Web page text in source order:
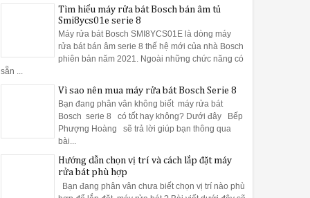
cao. Dưới đây Bếp Phượng Hoàng gửi tới bạn bài viết
hơn cho công việc nội trợ hàng ngày.
sinh máy rửa bát Bosch một cách sạch nhất
rổ rác ở vị trí thấp nhất nằm phía trong lòng máy. Sau khi
tác dụng hiệu quả vệ sinh máy rửa bát rất tốt. Bạn chỉ cần
không thể quan sát được và khó được làm sạch cũng sẽ được
vệ sinh máy rửa bát Bosch một cách sạch nhất
Để sử dụng một cách hiệu quả nhất thì bạn đừng thể bỏ qua
Tìm hiểu máy rửa bát Bosch bán âm tủ
Smi8ycs01e serie 8
Máy rửa bát Bosch SMI8YCS01E là dòng máy
rửa bát bán âm serie 8 thế hệ mới của nhà Bosch
phiên bản năm 2021. Ngoài những chức năng có
sẵn ...
Vì sao nên mua máy rửa bát Bosch Serie 8
Bạn đang phân vân không biết máy rửa bát
Bosch serie 8 có tốt hay không? Dưới đây Bếp
Phượng Hoàng sẽ trả lời giúp bạn thông qua
bài...
Hướng dẫn chọn vị trí và cách lắp đặt máy
rửa bát phù hợp
Bạn đang phân vân chưa biết chọn vị trí nào phù